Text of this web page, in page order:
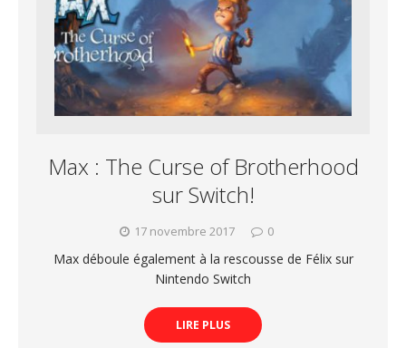
Max : The Curse of Brotherhood
sur Switch!
17 novembre 2017 0
Max déboule également à la rescousse de Félix sur
Nintendo Switch
LIRE PLUS